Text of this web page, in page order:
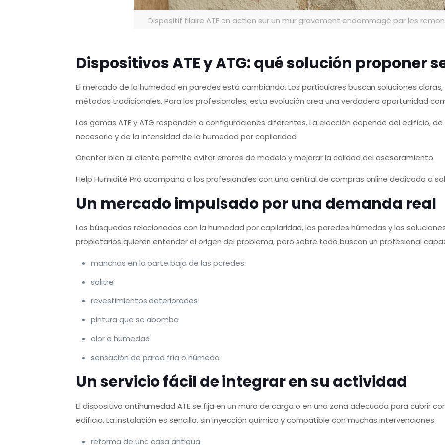
Dispositif filaire ATE en action sur un mur gravement endommagé par les
Dispositivos ATE y ATG: qué solución proponer
El mercado de la humedad en paredes está cambiando. Los particulares buscan soluciones
métodos tradicionales. Para los profesionales, esta evolución crea una verdadera oportunidad
Las gamas ATE y ATG responden a configuraciones diferentes. La elección depende del edificio,
necesario y de la intensidad de la humedad por capilaridad.
Orientar bien al cliente permite evitar errores de modelo y mejorar la calidad del asesoramiento.
Help Humidité Pro acompaña a los profesionales con una central de compras online dedicada a
Un mercado impulsado por una demanda real
Las búsquedas relacionadas con la humedad por capilaridad, las paredes húmedas y las
propietarios quieren entender el origen del problema, pero sobre todo buscan un profesional
manchas en la parte baja de las paredes
salitre
revestimientos deteriorados
pintura que se abomba
olor a humedad
sensación de pared fría o húmeda
Un servicio fácil de integrar en su actividad
El dispositivo antihumedad ATE se fija en un muro de carga o en una zona adecuada para cubrir
edificio. La instalación es sencilla, sin inyección química y compatible con muchas intervenciones.
reforma de una casa antigua